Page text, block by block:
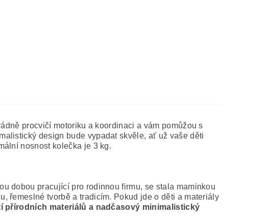
procvičí motoriku a koordinaci a vám pomůžou s
design bude vypadat skvěle, ať už vaše děti
nosnost kolečka je 3 kg.
dobou pracující pro rodinnou firmu, se stala maminkou
řemeslné tvorbě a tradicím. Pokud jde o děti a materiály
přírodních materiálů a nadčasový minimalistický